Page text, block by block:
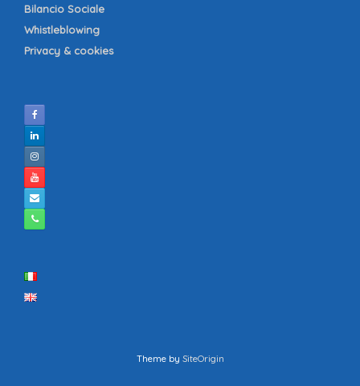
Bilancio Sociale
Whistleblowing
Privacy & cookies
Theme by SiteOrigin